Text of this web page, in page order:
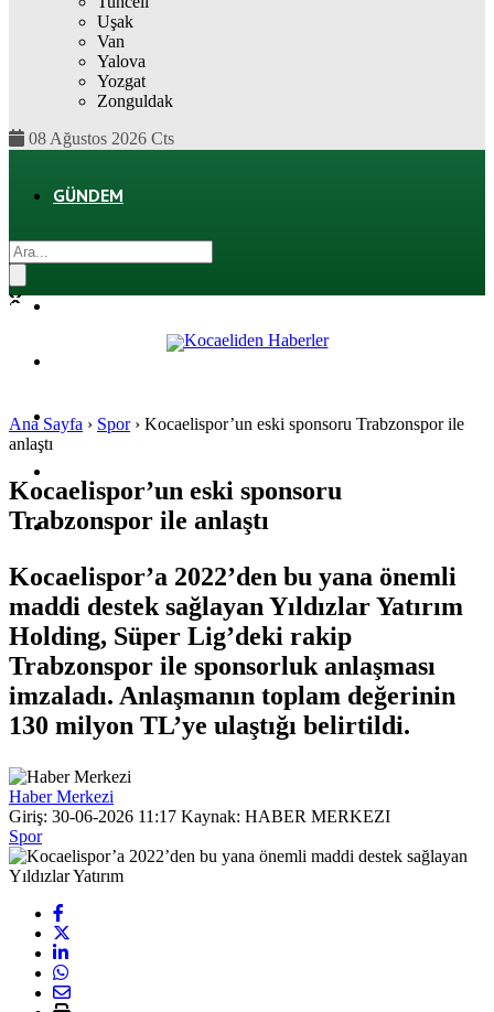
Uşak
Van
Yalova
Yozgat
Zonguldak
08 Ağustos 2026 Cts
GÜNDEM
SPOR
SAĞLIK
Ana Sayfa › Spor› Kocaelispor’un eski sponsoru Trabzonspor ile
anlaştı
Kocaelispor’un eski sponsoru
Trabzonspor ile anlaştı
Kocaelispor’a 2022’den bu yana önemli
maddi destek sağlayan Yıldızlar Yatırım
Holding, Süper Lig’deki rakip
Trabzonspor ile sponsorluk anlaşması
imzaladı. Anlaşmanın toplam değerinin
130 milyon TL’ye ulaştığı belirtildi.
Haber Merkezi
Giriş: 30-06-2026 11:17 Kaynak: HABER MERKEZI
Spor